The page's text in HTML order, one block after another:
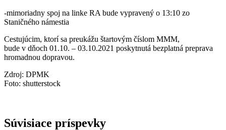
-mimoriadny spoj na linke RA bude vypravený o 13:10 zo
Staničného námestia
Cestujúcim, ktorí sa preukážu štartovým číslom MMM,
bude v dňoch 01.10. – 03.10.2021 poskytnutá bezplatná preprava
hromadnou dopravou.
Zdroj: DPMK
Foto: shutterstock
Súvisiace príspevky